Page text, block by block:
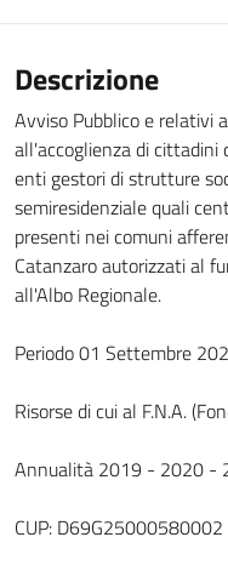
Descrizione
Avviso Pubblico e relativi
all'accoglienza di cittadini
enti gestori di strutture
semiresidenziale quali
presenti nei comuni
Catanzaro autorizzati al
all'Albo Regionale.
Periodo 01 Settembre
Risorse di cui al F.N.A.
Annualità 2019 - 2020 -
CUP: